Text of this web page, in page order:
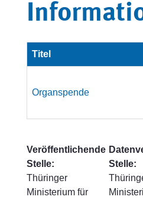
Titel
Organspende
Veröffentlichende
Stelle:
Thüringer
Ministerium für
Stelle: